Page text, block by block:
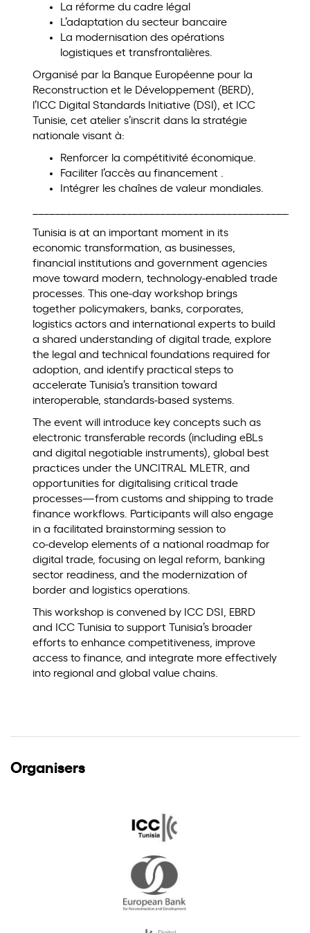
La réforme du cadre légal
L’adaptation du secteur bancaire
La modernisation des opérations
logistiques et transfrontalières.
Organisé par la Banque Européenne pour la
Reconstruction et le Développement (BERD),
l’ICC Digital Standards Initiative (DSI), et ICC
Tunisie, cet atelier s’inscrit dans la stratégie
nationale visant à:
Renforcer la compétitivité économique.
Faciliter l’accès au financement .
Intégrer les chaînes de valeur mondiales.
Tunisia is at an important moment in its
economic transformation, as businesses,
financial institutions and government agencies
move toward modern, technology‑enabled trade
processes. This one‑day workshop brings
together policymakers, banks, corporates,
logistics actors and international experts to build
a shared understanding of digital trade, explore
the legal and technical foundations required for
adoption, and identify practical steps to
accelerate Tunisia’s transition toward
interoperable, standards‑based systems.
The event will introduce key concepts such as
electronic transferable records (including eBLs
and digital negotiable instruments), global best
practices under the UNCITRAL MLETR, and
opportunities for digitalising critical trade
processes—from customs and shipping to trade
finance workflows. Participants will also engage
in a facilitated brainstorming session to
co‑develop elements of a national roadmap for
digital trade, focusing on legal reform, banking
sector readiness, and the modernization of
border and logistics operations.
This workshop is convened by ICC DSI, EBRD
and ICC Tunisia to support Tunisia’s broader
efforts to enhance competitiveness, improve
access to finance, and integrate more effectively
into regional and global value chains.
Organisers